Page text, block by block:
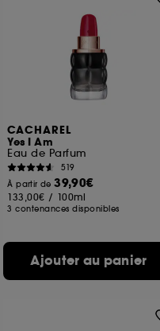
CACHAREL
Yes I Am
Eau de Parfum
519
À partir de39,90€
133,00€ / 100ml
3 contenances disponibles
Ajouter au panier